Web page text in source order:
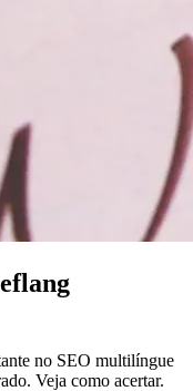
no SEO multilíngue
Veja como acertar.